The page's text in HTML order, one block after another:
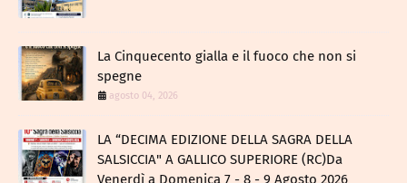
La Cinquecento gialla e il fuoco che non si
spegne
agosto 04, 2026
LA “DECIMA EDIZIONE DELLA SAGRA DELLA
SALSICCIA" A GALLICO SUPERIORE (RC)Da
Venerdì a Domenica 7 - 8 - 9 Agosto 2026